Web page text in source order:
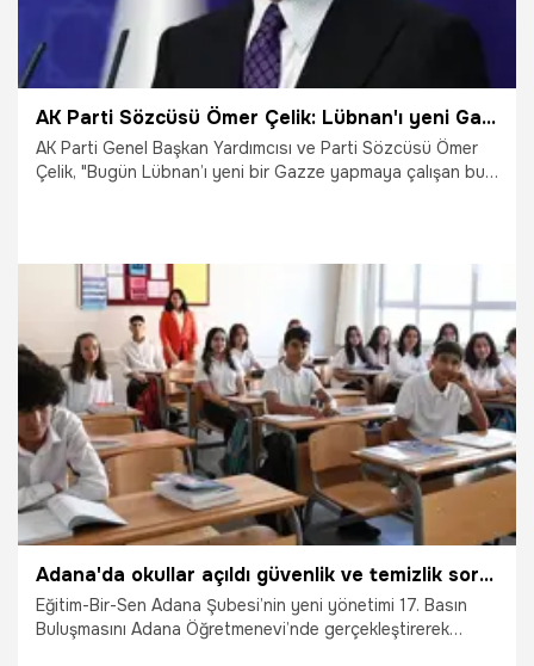
AK Parti Sözcüsü Ömer Çelik: Lübnan'ı yeni Gazze yapmak istiyorlar
AK Parti Genel Başkan Yardımcısı ve Parti Sözcüsü Ömer
Çelik, "Bugün Lübnan’ı yeni bir Gazze yapmaya çalışan bu
7.10.2024 Gündem
Adana'da okullar açıldı güvenlik ve temizlik sorunu yeniden gündemde
Eğitim-Bir-Sen Adana Şubesi’nin yeni yönetimi 17. Basın
Buluşmasını Adana Öğretmenevi’nde gerçekleştirerek